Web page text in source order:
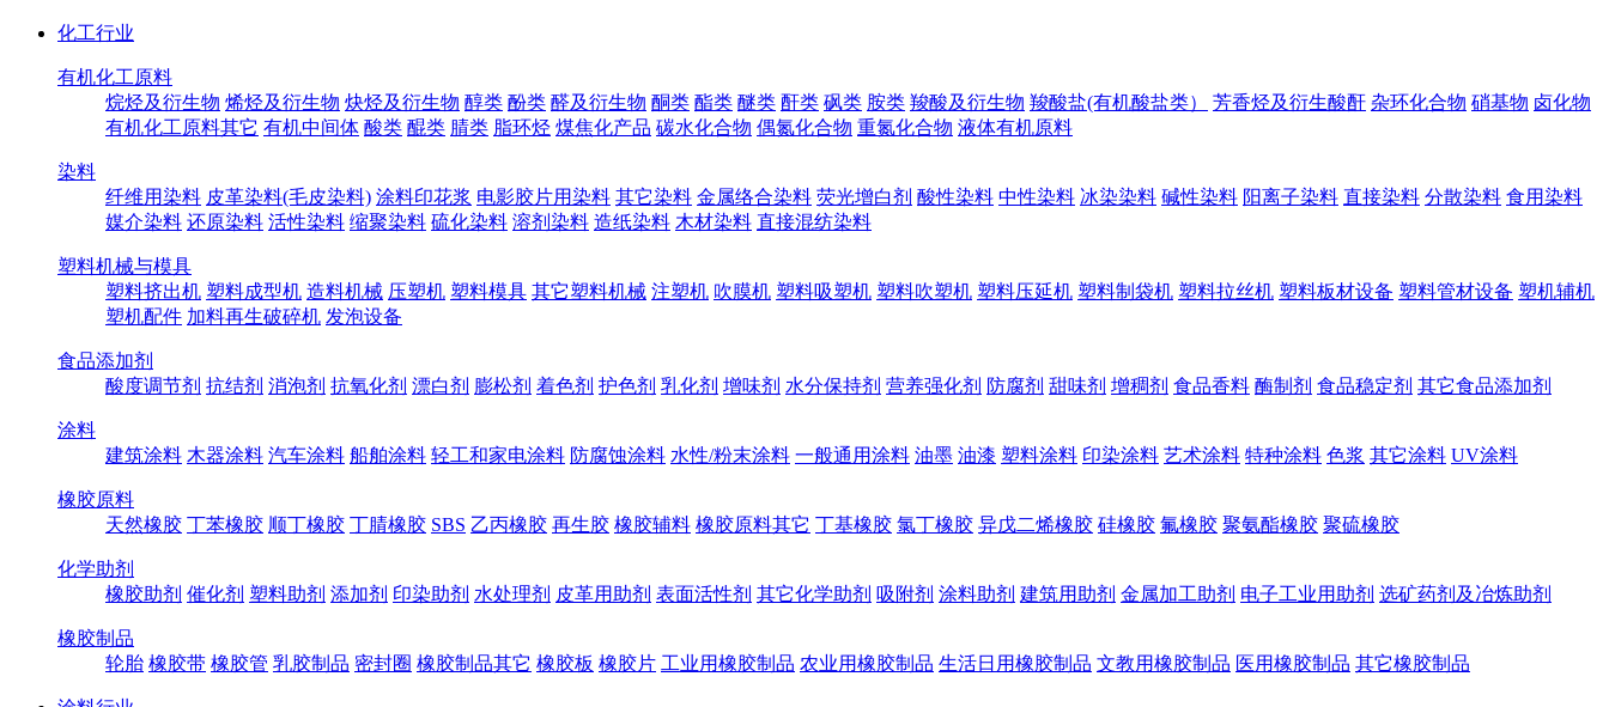
化工行业
有机化工原料
烷烃及衍生物 烯烃及衍生物 炔烃及衍生物 醇类 酚类 醛及衍生物 酮类 酯类 醚类 酐类 砜类 胺类 羧酸及衍生物 羧酸盐(有机酸盐类） 芳香烃及衍生酸酐 杂环化合物 硝基物 卤化物
有机化工原料其它 有机中间体 酸类 醌类 腈类 脂环烃 煤焦化产品 碳水化合物 偶氮化合物 重氮化合物 液体有机原料
染料
纤维用染料 皮革染料(毛皮染料) 涂料印花浆 电影胶片用染料 其它染料 金属络合染料 荧光增白剂 酸性染料 中性染料 冰染染料 碱性染料 阳离子染料 直接染料 分散染料 食用染料
媒介染料 还原染料 活性染料 缩聚染料 硫化染料 溶剂染料 造纸染料 木材染料 直接混纺染料
塑料机械与模具
塑料挤出机 塑料成型机 造料机械 压塑机 塑料模具 其它塑料机械 注塑机 吹膜机 塑料吸塑机 塑料吹塑机 塑料压延机 塑料制袋机 塑料拉丝机 塑料板材设备 塑料管材设备 塑机辅机
塑机配件 加料再生破碎机 发泡设备
食品添加剂
酸度调节剂 抗结剂 消泡剂 抗氧化剂 漂白剂 膨松剂 着色剂 护色剂 乳化剂 增味剂 水分保持剂 营养强化剂 防腐剂 甜味剂 增稠剂 食品香料 酶制剂 食品稳定剂 其它食品添加剂
涂料
建筑涂料 木器涂料 汽车涂料 船舶涂料 轻工和家电涂料 防腐蚀涂料 水性/粉末涂料 一般通用涂料 油墨 油漆 塑料涂料 印染涂料 艺术涂料 特种涂料 色浆 其它涂料 UV涂料
橡胶原料
天然橡胶 丁苯橡胶 顺丁橡胶 丁腈橡胶 SBS 乙丙橡胶 再生胶 橡胶辅料 橡胶原料其它 丁基橡胶 氯丁橡胶 异戊二烯橡胶 硅橡胶 氟橡胶 聚氨酯橡胶 聚硫橡胶
化学助剂
橡胶助剂 催化剂 塑料助剂 添加剂 印染助剂 水处理剂 皮革用助剂 表面活性剂 其它化学助剂 吸附剂 涂料助剂 建筑用助剂 金属加工助剂 电子工业用助剂 选矿药剂及冶炼助剂
橡胶制品
轮胎 橡胶带 橡胶管 乳胶制品 密封圈 橡胶制品其它 橡胶板 橡胶片 工业用橡胶制品 农业用橡胶制品 生活日用橡胶制品 文教用橡胶制品 医用橡胶制品 其它橡胶制品